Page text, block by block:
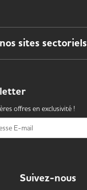
sites sectoriels
offres en exclusivité !
E-mail
Suivez-nous